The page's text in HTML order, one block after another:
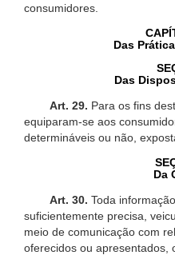
consumidores.
Das
Das
Art. 29. Para os fins
equiparam-se aos
determináveis ou não,
Da
Art. 30. Toda
suficientemente precisa,
meio de comunicação com
oferecidos ou apresentados,